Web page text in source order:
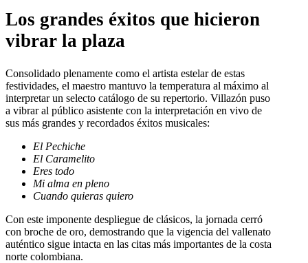
Los grandes éxitos que hicieron
vibrar la plaza
Consolidado plenamente como el artista estelar de estas
festividades, el maestro mantuvo la temperatura al máximo al
interpretar un selecto catálogo de su repertorio. Villazón puso
a vibrar al público asistente con la interpretación en vivo de
sus más grandes y recordados éxitos musicales:
El Pechiche
El Caramelito
Eres todo
Mi alma en pleno
Cuando quieras quiero
Con este imponente despliegue de clásicos, la jornada cerró
con broche de oro, demostrando que la vigencia del vallenato
auténtico sigue intacta en las citas más importantes de la costa
norte colombiana.